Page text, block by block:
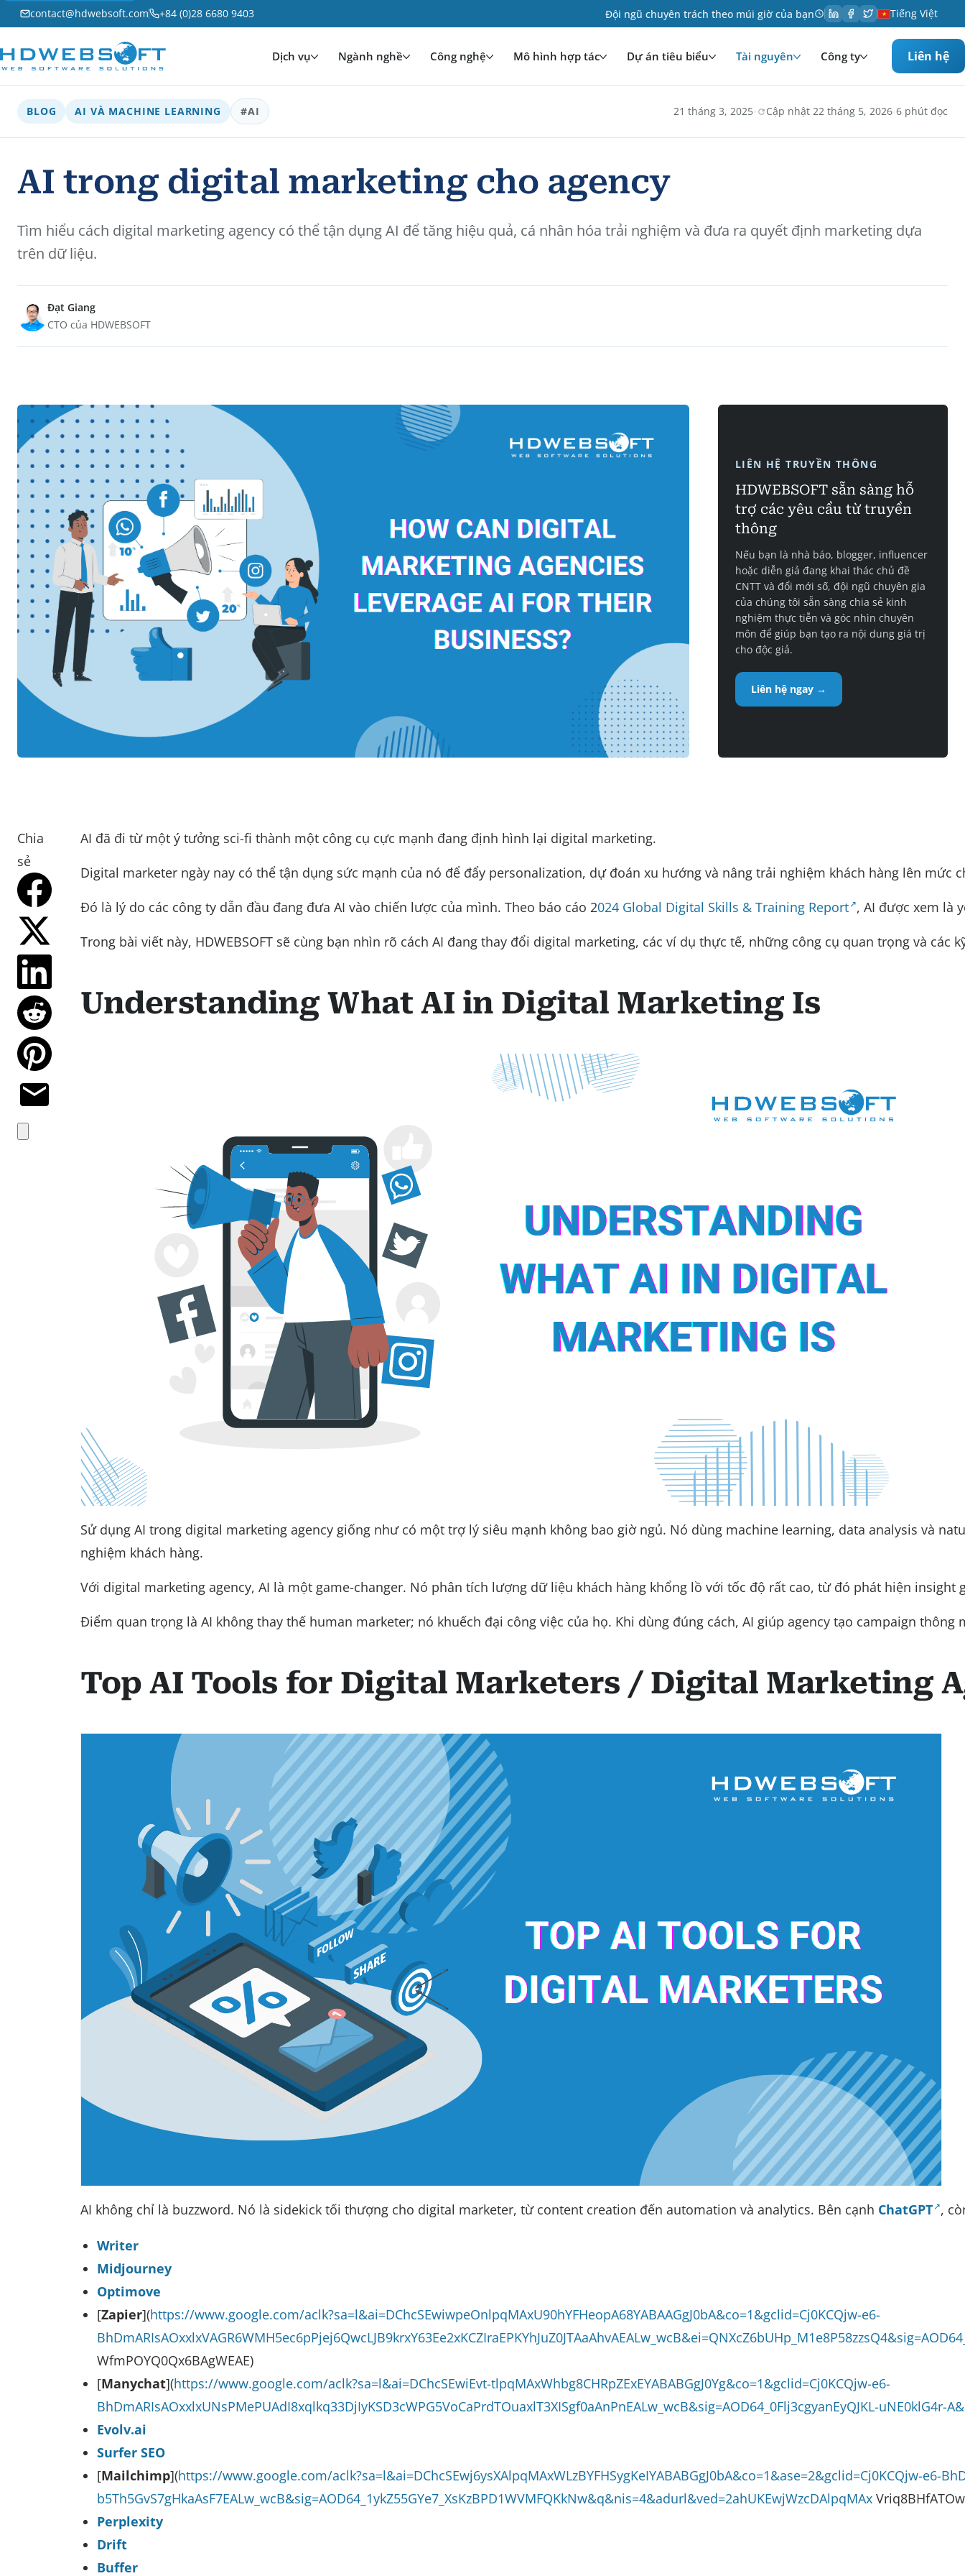
contact@hdwebsoft.com +84 (0)28 6680 9403 Đội ngũ chuyên trách theo múi giờ của bạn Tiếng Việt
Dịch vụ Ngành nghề Công nghệ Mô hình hợp tác Dự án tiêu biểu Tài nguyên Công ty Liên hệ
BLOG AI VÀ MACHINE LEARNING #AI 21 tháng 3, 2025· Cập nhật 22 tháng 5, 2026·6 phút đọc
AI trong digital marketing cho agency
Tìm hiểu cách digital marketing agency có thể tận dụng AI để tăng hiệu quả, cá nhân hóa trải nghiệm và đưa ra quyết định marketing dựa
trên dữ liệu.
Đạt Giang
CTO của HDWEBSOFT
LIÊN HỆ TRUYỀN THÔNG
HDWEBSOFT sẵn sàng hỗ
trợ các yêu cầu từ truyền
thông
Nếu bạn là nhà báo, blogger, influencer
hoặc diễn giả đang khai thác chủ đề
CNTT và đổi mới số, đội ngũ chuyên gia
của chúng tôi sẵn sàng chia sẻ kinh
nghiệm thực tiễn và góc nhìn chuyên
môn để giúp bạn tạo ra nội dung giá trị
cho độc giả.
Liên hệ ngay →
Chia
sẻ
AI đã đi từ một ý tưởng sci-fi thành một công cụ cực mạnh đang định hình lại digital marketing.
Digital marketer ngày nay có thể tận dụng sức mạnh của nó để đẩy personalization, dự đoán xu hướng và nâng trải nghiệm khách hàng lên mức
Đó là lý do các công ty dẫn đầu đang đưa AI vào chiến lược của mình. Theo báo cáo 2024 Global Digital Skills & Training Report , AI được xem là
Trong bài viết này, HDWEBSOFT sẽ cùng bạn nhìn rõ cách AI đang thay đổi digital marketing, các ví dụ thực tế, những công cụ quan trọng và các
Understanding What AI in Digital Marketing Is
Sử dụng AI trong digital marketing agency giống như có một trợ lý siêu mạnh không bao giờ ngủ. Nó dùng machine learning, data analysis và
nghiệm khách hàng.
Với digital marketing agency, AI là một game-changer. Nó phân tích lượng dữ liệu khách hàng khổng lồ với tốc độ rất cao, từ đó phát hiện
Điểm quan trọng là AI không thay thế human marketer; nó khuếch đại công việc của họ. Khi dùng đúng cách, AI giúp agency tạo campaign
Top AI Tools for Digital Marketers / Digital Marketing
AI không chỉ là buzzword. Nó là sidekick tối thượng cho digital marketer, từ content creation đến automation và analytics. Bên cạnh ChatGPT ,
Writer
Midjourney
Optimove
[Zapier](https://www.google.com/aclk?sa=l&ai=DChcSEwiwpeOnlpqMAxU90hYFHeopA68YABAAGgJ0bA&co=1&gclid=Cj0KCQjw-e6-
WfmPOYQ0Qx6BAgWEAE)
[Manychat](https://www.google.com/aclk?sa=l&ai=DChcSEwiEvt-tlpqMAxWhbg8CHRpZExEYABABGgJ0Yg&co=1&gclid=Cj0KCQjw-e6-
BhDmARIsAOxxlxUNsPMePUAdI8xqlkq33DjIyKSD3cWPG5VoCaPrdTOuaxlT3XISgf0aAnPnEALw_wcB&sig=AOD64_0Flj3cgyanEyQJKL-
Evolv.ai
Surfer SEO
[Mailchimp](https://www.google.com/aclk?sa=l&ai=DChcSEwj6ysXAlpqMAxWLzBYFHSygKeIYABABGgJ0bA&co=1&ase=2&gclid=Cj0KCQjw-e6-
b5Th5GvS7gHkaAsF7EALw_wcB&sig=AOD64_1ykZ55GYe7_XsKzBPD1WVMFQKkNw&q&nis=4&adurl&ved=2ahUKEwjWzcDAlpqMAx
Perplexity
Drift
Buffer